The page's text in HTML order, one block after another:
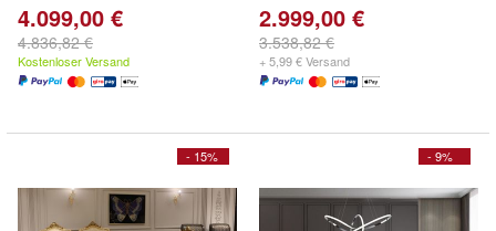
4.099,00 €
4.836,82 €
Kostenloser Versand
2.999,00 €
3.538,82 €
+ 5,99 € Versand
- 15% - 9%